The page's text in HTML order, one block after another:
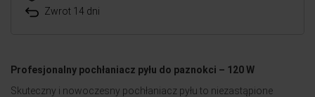
Zwrot 14 dni
Profesjonalny pochłaniacz pyłu do paznokci – 120 W
Skuteczny i nowoczesny pochłaniacz pyłu to niezastąpione